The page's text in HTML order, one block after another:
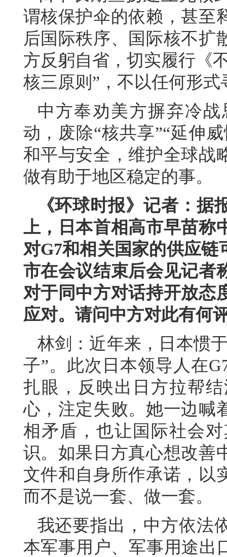
谓核保护伞的依赖，甚至
后国际秩序、国际核不扩
方反躬自省，切实履行《
核三原则”，不以任何形式
中方奉劝美方摒弃冷
动，废除“核共享”“延伸
和平与安全，维护全球战
做有助于地区稳定的事。
《环球时报》记者：
上，日本首相高市早苗称
对G7和相关国家的供应
市在会议结束后会见记者
对于同中方对话持开放态
应对。请问中方对此有何
林剑：近年来，日本惯
子”。此次日本领导人在
扎眼，反映出日方拉帮
心，注定失败。她一边喊
相矛盾，也让国际社会
识。如果日方真心想改善
文件和自身所作承诺，以
而不是说一套、做一套。
我还要指出，中方依法
本军事用户、军事用途出